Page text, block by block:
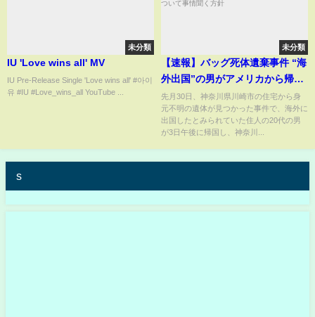
未分類
IU 'Love wins all' MV
IU Pre-Release Single 'Love wins all' #아이
유 #IU #Love_wins_all YouTube ...
未分類
【速報】バッグ死体遺棄事件 “海
外出国”の男がアメリカから帰
国…神奈川県警が任意同行 行方
不明の元交際相手・岡崎彩咲陽
さんについて事情聞く方針
先月30日、神奈川県川崎市の住宅から身
元不明の遺体が見つかった事件で、海外に
出国したとみられていた住人の20代の男
が3日午後に帰国し、神奈川...
s